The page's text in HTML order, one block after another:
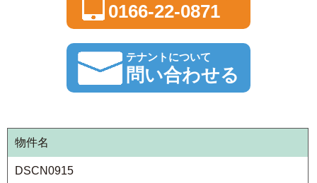
0166-22-0871
テナントについて
問い合わせる
物件名
DSCN0915